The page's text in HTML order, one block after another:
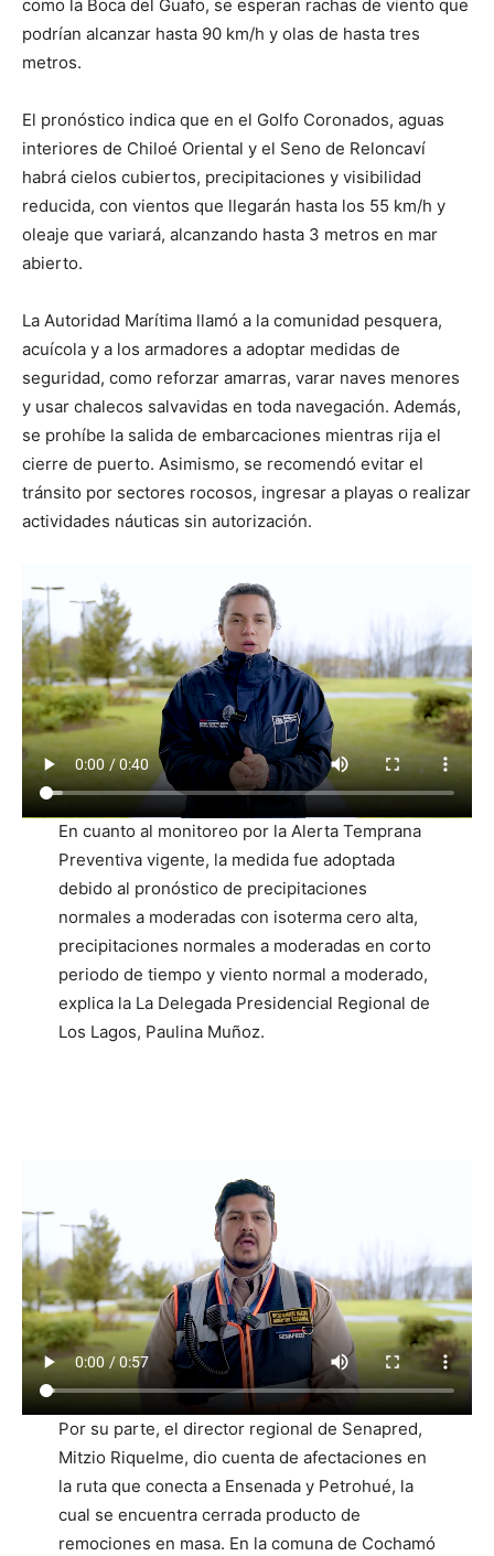
como la Boca del Guafo, se esperan rachas de viento que
podrían alcanzar hasta 90 km/h y olas de hasta tres
metros.
El pronóstico indica que en el Golfo Coronados, aguas
interiores de Chiloé Oriental y el Seno de Reloncaví
habrá cielos cubiertos, precipitaciones y visibilidad
reducida, con vientos que llegarán hasta los 55 km/h y
oleaje que variará, alcanzando hasta 3 metros en mar
abierto.
La Autoridad Marítima llamó a la comunidad pesquera,
acuícola y a los armadores a adoptar medidas de
seguridad, como reforzar amarras, varar naves menores
y usar chalecos salvavidas en toda navegación. Además,
se prohíbe la salida de embarcaciones mientras rija el
cierre de puerto. Asimismo, se recomendó evitar el
tránsito por sectores rocosos, ingresar a playas o realizar
actividades náuticas sin autorización.
En cuanto al monitoreo por la Alerta Temprana
Preventiva vigente, la medida fue adoptada
debido al pronóstico de precipitaciones
normales a moderadas con isoterma cero alta,
precipitaciones normales a moderadas en corto
periodo de tiempo y viento normal a moderado,
explica la La Delegada Presidencial Regional de
Los Lagos, Paulina Muñoz.
Por su parte, el director regional de Senapred,
Mitzio Riquelme, dio cuenta de afectaciones en
la ruta que conecta a Ensenada y Petrohué, la
cual se encuentra cerrada producto de
remociones en masa. En la comuna de Cochamó